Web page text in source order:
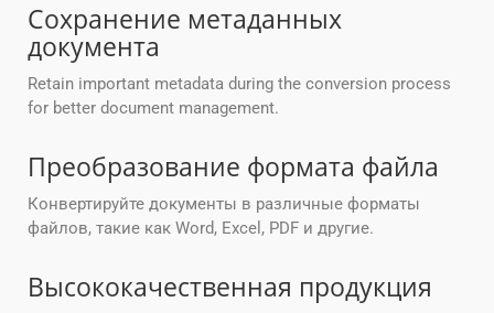
Сохранение метаданных
документа
Retain important metadata during the conversion process
for better document management.
Преобразование формата файла
Конвертируйте документы в различные форматы
файлов, такие как Word, Excel, PDF и другие.
Высококачественная продукция